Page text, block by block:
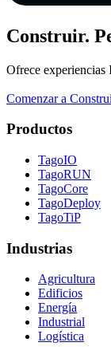
Construir.
Ofrece experiencias
Comenzar a
Productos
TagoIO
TagoRUN
TagoCore
TagoDeploy
TagoTiP
Industrias
Agricultura
Edificios
Energía
Industrial
Logística